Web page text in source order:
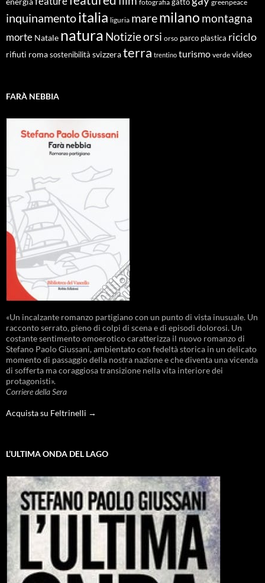
fotografia gatto greenpeace
inquinamentoitalia liguria maremilano montagna
morte Natale natura Notizieorsi orso parco plastica riciclo
rifiuti roma sostenibilità svizzeraterra trentino turismo verde video
FARÀ NEBBIA
«Un incalzante romanzo partigiano con un punto di vista inusuale. Un
racconto serrato, pieno di colpi di scena e di episodi dolorosi. Un
costante sentimento omoerotico caratterizza il nuovo romanzo di
Stefano Paolo Giussani, ambientato con fedeltà storica in un delicato
momento di passaggio della nostra nazione e che diventa una vicenda
di sofferta ma coraggiosa transizione nella vita interiore dei
protagonisti».
Corriere della Sera
Acquista su Feltrinelli →
L’ULTIMA ONDA DEL LAGO